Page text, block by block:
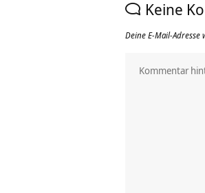
Keine
Deine E-Mail-